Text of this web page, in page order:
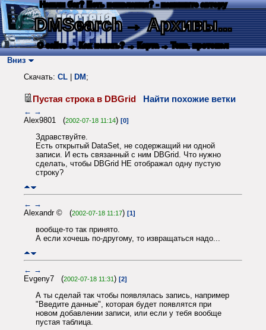
Нашли баг? Есть пожелания? - напишите автору
DMSearch→ Архивы...
О сайте → Как искать? → Карта → Текс. протокол
Вниз
Скачать: CL DM ;
Пустая строка в DBGrid Найти похожие ветки
← →
Alex9801 (2002-07-18 11:14) [0]
Здравствуйте.
Есть открытый DataSet, не содержащий ни одной
записи. И есть связанный с ним DBGrid. Что нужно
сделать, чтобы DBGrid НЕ отображал одну пустую
строку?
← →
Alexandr © (2002-07-18 11:17) [1]
вообще-то так принято.
А если хочешь по-другому, то извращаться надо...
← →
Evgeny7 (2002-07-18 11:31) [2]
А ты сделай так чтобы появлялась запись, например
"Введите данные", которая будет появлятся при
новом добавлении записи, или если у тебя вообще
пустая таблица.